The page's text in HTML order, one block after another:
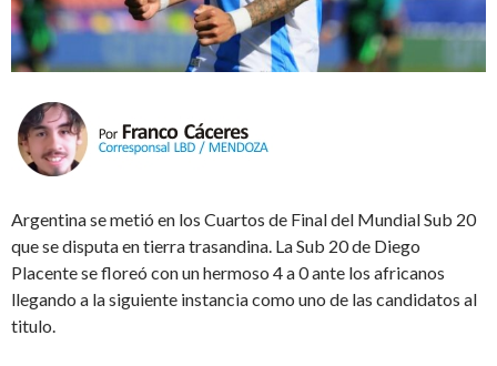
Argentina se metió en los Cuartos de Final del Mundial Sub 20
que se disputa en tierra trasandina. La Sub 20 de Diego
Placente se floreó con un hermoso 4 a 0 ante los africanos
llegando a la siguiente instancia como uno de las candidatos al
titulo.